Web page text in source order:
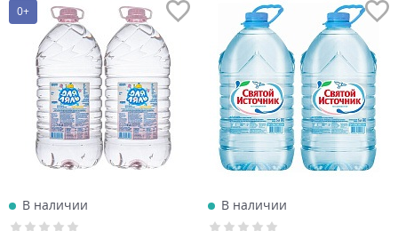
0+
В наличии В наличии